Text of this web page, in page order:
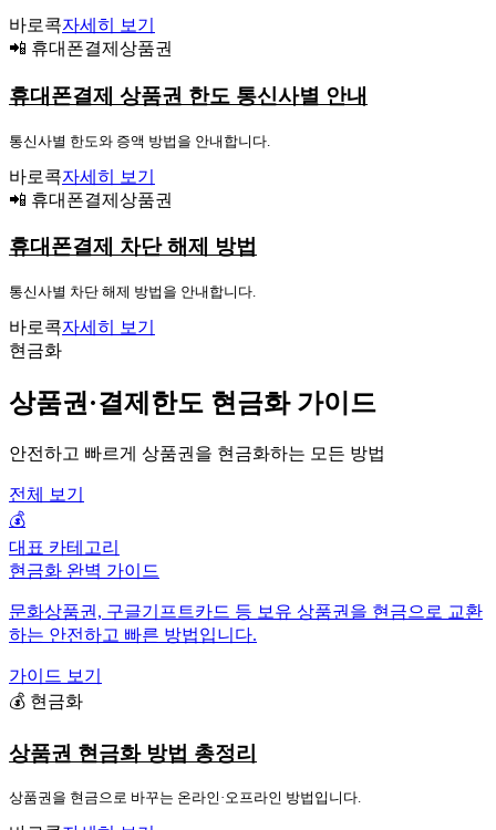
바로콕자세히 보기
📲 휴대폰결제상품권
휴대폰결제 상품권 한도 통신사별 안내
통신사별 한도와 증액 방법을 안내합니다.
바로콕자세히 보기
📲 휴대폰결제상품권
휴대폰결제 차단 해제 방법
통신사별 차단 해제 방법을 안내합니다.
바로콕자세히 보기
현금화
상품권·결제한도 현금화 가이드
안전하고 빠르게 상품권을 현금화하는 모든 방법
전체 보기
💰
대표 카테고리
현금화 완벽 가이드
문화상품권, 구글기프트카드 등 보유 상품권을 현금으로 교환
하는 안전하고 빠른 방법입니다.
가이드 보기
💰 현금화
상품권 현금화 방법 총정리
상품권을 현금으로 바꾸는 온라인·오프라인 방법입니다.